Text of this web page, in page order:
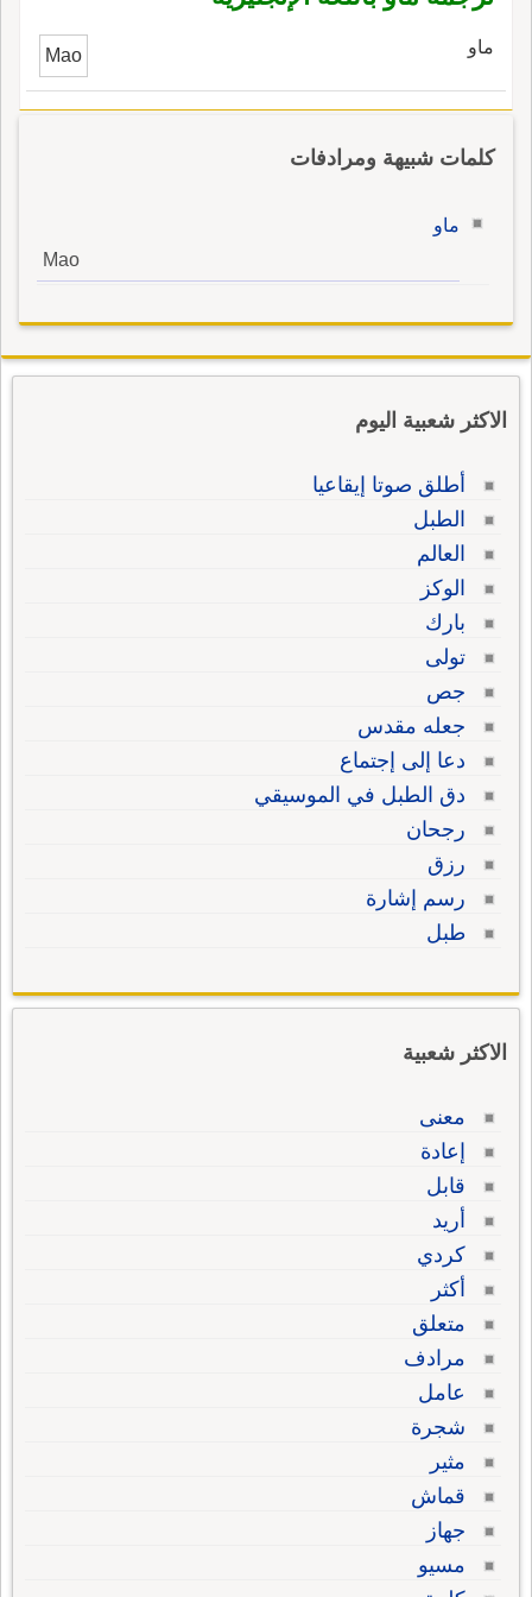
فِعِلة، فيقولون في الإِضاف إِلى ظَبْيَة ظَبَوِيٌّ، ويحتج
بقول العرب في النسبة إِلى بِطْيَة بِطَوِي وإِلى زِنْيَة
مجر فِعَلة فتقول فيها مِئَوِيٌّ فيتفق اللفظان من
ماو Mao
كلمات شبيهة ومرادفات
ماو
Mao
الاكثر شعبية اليوم
أطلق صوتا إيقاعيا
الطبل
العالم
الوكز
بارك
تولى
جص
جعله مقدس
دعا إلى إجتماع
دق الطبل في الموسيقي
رجحان
رزق
رسم إشارة
طبل
الاكثر شعبية
معنى
إعادة
قابل
أريد
كردي
أكثر
متعلق
مرادف
عامل
شجرة
مثير
قماش
جهاز
مسيو